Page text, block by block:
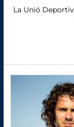
La Unió